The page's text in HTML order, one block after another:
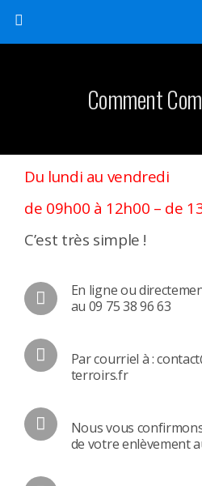
Comment
Du lundi au vendredi
de 09h00 à 12h00 – de
C’est très simple !
En ligne ou
au 09 75 38 96 63
Par courriel à :
terroirs.fr
Nous vous
de votre enlèvement